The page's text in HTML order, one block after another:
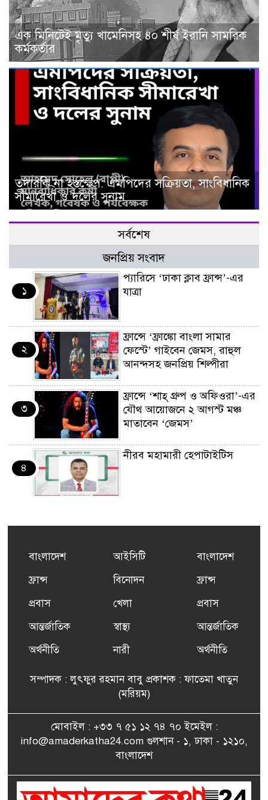
এক মিনিটেই মৃত্যু খামেনিসহ ৪০ শীর্ষ ইরানি সামরিক
কর্মকর্তার
তদারকি না হস্তক্ষেপ: এমপিদের সক্রিয়তা, সাংবিধানিক
সীমারেখা ও দলের সুনাম
সর্বশেষ
জনপ্রিয় সংবাদ
১
প্যারিসে ‘ঢাকা ক্লাব ফ্রান্স’-এর
যাত্রা
২
ফ্রান্সে ‘ফ্রাঙ্কো বাংলা সামার
ফেস্টে’ গাইবেন জেমস, রাহুল
আনন্দসহ জনপ্রিয় শিল্পীরা
৩
ফ্রান্সে ‘শাহ্ গ্রুপ ও অফিওরা’-এর
যৌথ আয়োজনে ২ আগস্ট মঞ্চ
মাতাবেন ‘জেমস’
৪
নীরব মহামারী হেপাটাইটিস
৫
এর সম্পূর্ণ বিনামূল্যের সুশি
ফ্রান্সসহ ইউরোপীয় দেশসমূহে
দাবদাহ: কারণ, প্রভাব ও করণীয়
ফ্রান্সে সংবর্ধিত হলেন যুক্তরাজ্য
বিএনপি’র আহ্বায়ক কমিটির
সাংবাদিকতায় কৃতিত্বের পুরস্কার
এমপি মমতাজ আলোকে
জেলা প্রবাসী এসোসিয়েশন’
বাংলাদেশ
ফ্রান্স
প্রবাস
আন্তর্জাতিক
অর্থনীতি
আইসিটি
বিনোদন
খেলা
স্বাস্থ্য
নারী
বাংলাদেশ
ফ্রান্স
প্রবাস
আন্তর্জাতিক
অর্থনীতি
সম্পাদক : লুৎফুর রহমান বাবু প্রকাশক : ফাতেমা খাতুন
(মরিয়ম)
মোবাইল : +৩৩ ৭ ৫১ ১২ ৭৪ ৭০ ইমেইল :
info@amaderkatha24.com গুলশান - ১, ঢাকা - ১২১০,
বাংলাদেশ